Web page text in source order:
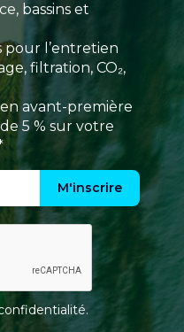
bassins et
pour l’entretien
filtration, CO₂,
avant-première
5 % sur votre
M'inscrire
.